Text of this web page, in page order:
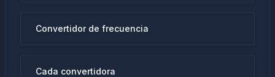
Convertidor de frecuencia
Cada convertidora